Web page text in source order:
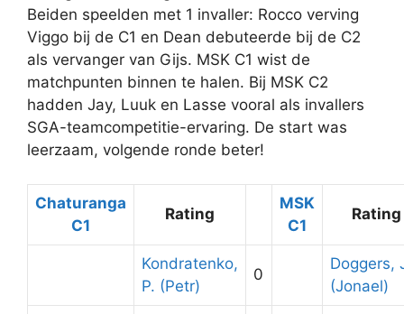
Beiden speelden met 1 invaller: Rocco verving
Viggo bij de C1 en Dean debuteerde bij de C2
als vervanger van Gijs. MSK C1 wist de
matchpunten binnen te halen. Bij MSK C2
hadden Jay, Luuk en Lasse vooral als invallers
SGA-teamcompetitie-ervaring. De start was
leerzaam, volgende ronde beter!
Chaturanga
C1
Rating
MSK
C1
Rating
Kondratenko,
P. (Petr)
0
Doggers,
(Jonael)